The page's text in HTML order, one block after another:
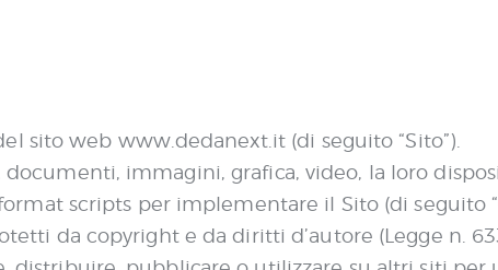
sito web www.dedanext.it (di seguito “Sito”).
immagini, grafica, video, la loro
scripts per implementare il Sito (di seguito
da copyright e da diritti d’autore (Legge n.